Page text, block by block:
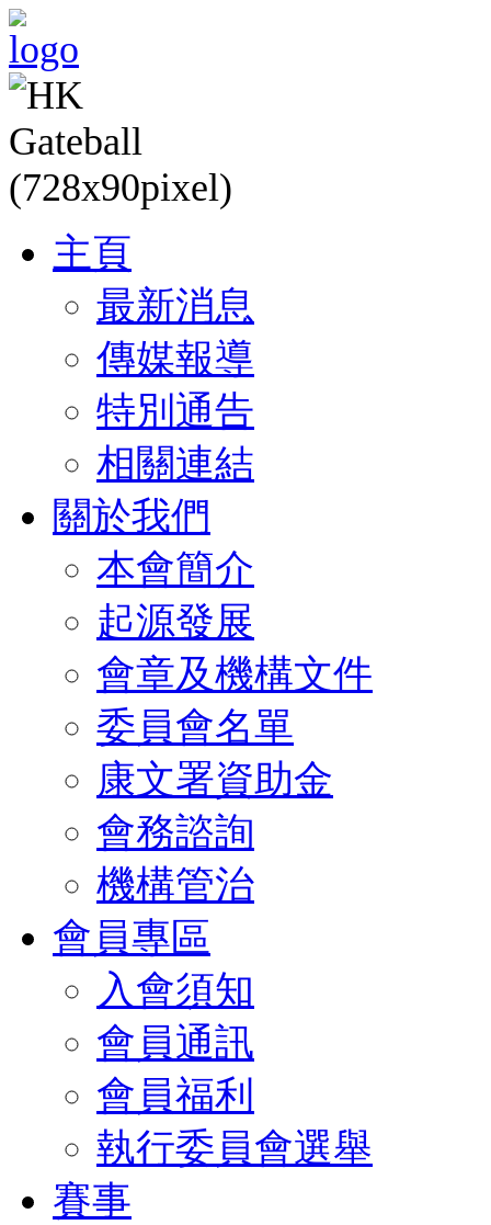
主頁
最新消息
傳媒報導
特別通告
相關連結
關於我們
本會簡介
起源發展
會章及機構文件
委員會名單
康文署資助金
會務諮詢
機構管治
會員專區
入會須知
會員通訊
會員福利
執行委員會選舉
賽事